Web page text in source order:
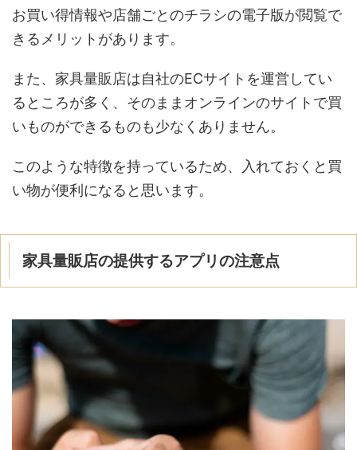
お買い得情報や店舗ごとのチラシの電子版が閲覧で
きるメリットがあります。
また、家具量販店は自社のECサイトを運営してい
るところが多く、そのままオンラインのサイトで買
いものができるものも少なくありません。
このような特徴を持っているため、入れておくと買
い物が便利になると思います。
家具量販店の提供するアプリの注意点